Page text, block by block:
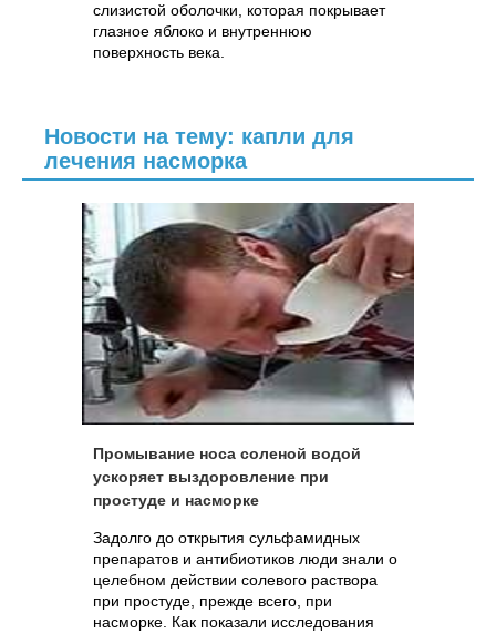
слизистой оболочки, которая покрывает
глазное яблоко и внутреннюю
поверхность века.
Новости на тему: капли для
лечения насморка
Промывание носа соленой водой
ускоряет выздоровление при
простуде и насморке
Задолго до открытия сульфамидных
препаратов и антибиотиков люди знали о
целебном действии солевого раствора
при простуде, прежде всего, при
насморке. Как показали исследования